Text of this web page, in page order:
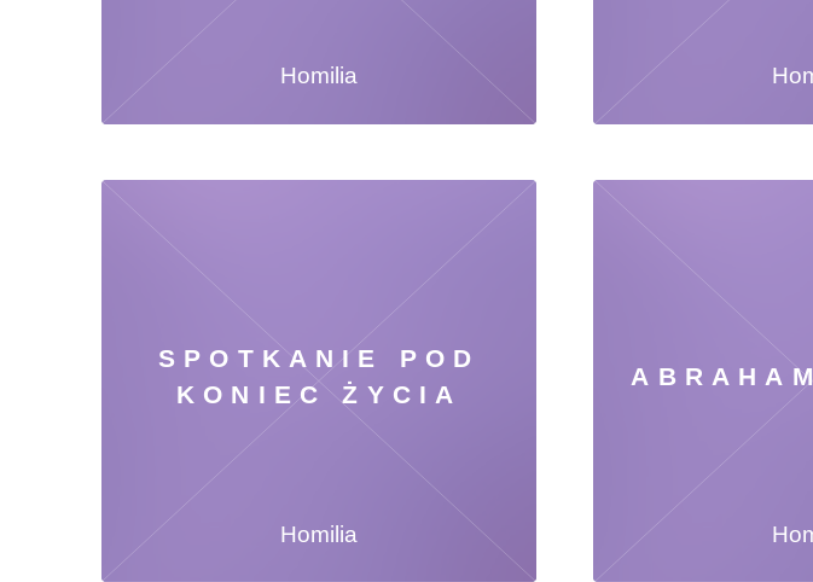
Homilia
SPOTKANIE POD
KONIEC ŻYCIA
Homilia